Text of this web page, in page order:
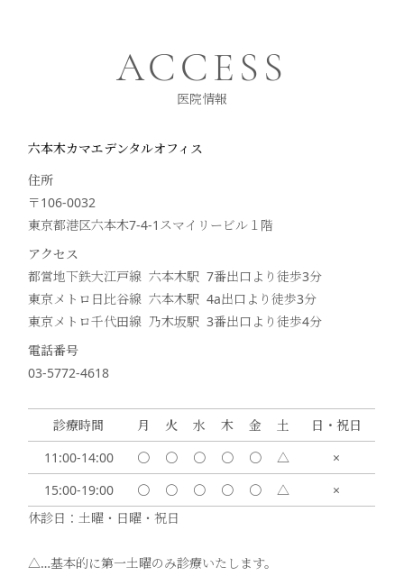
ACCESS
医院情報
六本木カマエデンタルオフィス
住所
〒106-0032
東京都港区六本木7-4-1スマイリービル１階
アクセス
都営地下鉄大江戸線 六本木駅 7番出口より徒歩3分
東京メトロ日比谷線 六本木駅 4a出口より徒歩3分
東京メトロ千代田線 乃木坂駅 3番出口より徒歩4分
電話番号
03-5772-4618
診療時間 月 火 水 木 金 土
日・祝日
11:00-14:00
〇 〇 〇 〇 〇 △
×
15:00-19:00
〇 〇 〇 〇 〇 △
×
休診日：土曜・日曜・祝日
△…基本的に第一土曜のみ診療いたします。